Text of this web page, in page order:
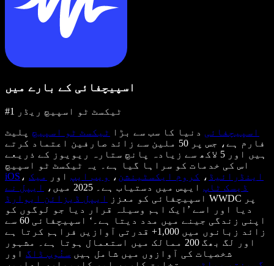
اسپیچفائی کے بارے میں
#1 ٹیکسٹ ٹو اسپیچ ریڈر
اسپیچفائی دنیا کا سب سے بڑا ٹیکسٹ ٹو اسپیچ پلیٹ
فارم ہے، جس پر 50 ملین سے زائد صارفین اعتماد کرتے
ہیں اور 5 لاکھ سے زیادہ پانچ ستارہ ریویوز کے ذریعے
اس کی خدمات کو سراہا گیا ہے۔ یہ ٹیکسٹ ٹو اسپیچ
iOS ، اینڈرائیڈ ، کروم ایکسٹینشن ، ویب ایپ اور
میک
ڈیسک ٹاپ ایپس میں دستیاب ہے۔ 2025 میں،
ایپل نے
اسپیچفائی کو معزز
ایپل ڈیزائن ایوارڈ
WWDC پر
دیا اور اسے ’ایک اہم وسیلہ قرار دیا جو لوگوں کو
اپنی زندگی جینے میں مدد دیتا ہے۔‘ اسپیچفائی 60 سے
زائد زبانوں میں 1,000+ قدرتی آوازیں فراہم کرتا ہے
اور لگ بھگ 200 ممالک میں استعمال ہوتا ہے۔ مشہور
شخصیات کی آوازوں میں شامل ہیں سنُوپ ڈاگ اور